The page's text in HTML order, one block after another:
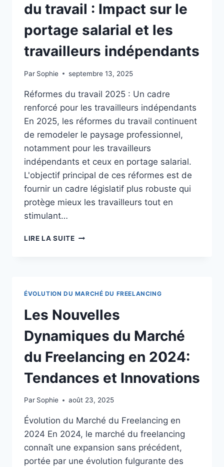
TENDANCES
INNOVATIONS
du travail : Impact sur le
portage salarial et les
travailleurs indépendants
Par Sophie septembre 13, 2025
Réformes du travail 2025 : Un cadre
renforcé pour les travailleurs indépendants
En 2025, les réformes du travail continuent
de remodeler le paysage professionnel,
notamment pour les travailleurs
indépendants et ceux en portage salarial.
L'objectif principal de ces réformes est de
fournir un cadre législatif plus robuste qui
protège mieux les travailleurs tout en
stimulant…
LIRE LA SUITELES
LE
PORTAGE
SALARIAL
ET
LES
TRAVAILLEURS
INDÉPENDANTS
ÉVOLUTION DU MARCHÉ DU FREELANCING
Les Nouvelles
Dynamiques du Marché
du Freelancing en 2024:
Tendances et Innovations
Par Sophie août 23, 2025
Évolution du Marché du Freelancing en
2024 En 2024, le marché du freelancing
connaît une expansion sans précédent,
portée par une évolution fulgurante des